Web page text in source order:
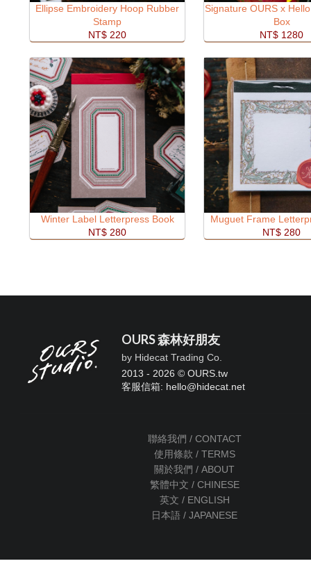
Ellipse Embroidery Hoop Rubber
Stamp
NT$ 220
Signature OURS x
Box
NT$ 1280
Winter Label Letterpress Book
NT$ 280
Muguet Frame
NT$ 280
OURS 森林好朋友
by Hidecat Trading Co.
2013 - 2026 © OURS.tw
客服信箱: hello@hidecat.net
聯絡我們 / CONTACT
使用條款 / TERMS
關於我們 / ABOUT
繁體中文 / CHINESE
英文 / ENGLISH
日本語 / JAPANESE